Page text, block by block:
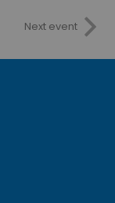
Next event